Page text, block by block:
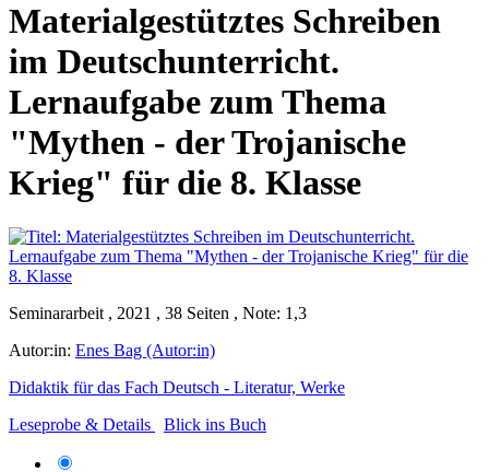
Materialgestütztes Schreiben
im Deutschunterricht.
Lernaufgabe zum Thema
"Mythen - der Trojanische
Krieg" für die 8. Klasse
Seminararbeit , 2021 , 38 Seiten , Note: 1,3
Autor:in: Enes Bag (Autor:in)
Didaktik für das Fach Deutsch - Literatur, Werke
Leseprobe & Details
Blick ins Buch